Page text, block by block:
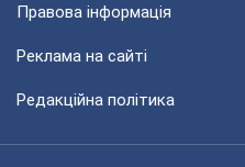
Правова інформація
Реклама на сайті
Редакційна політика